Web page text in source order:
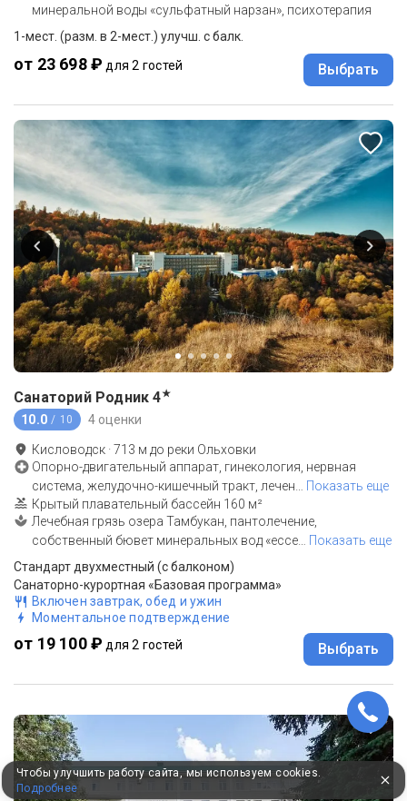
минеральной воды «сульфатный нарзан», психотерапия
1-мест. (разм. в 2-мест.) улучш. с балк.
от 23 698 ₽ для 2 гостей Выбрать
Санаторий Родник 4★
10.0 / 10 4 оценки
Кисловодск ·713 м до реки Ольховки
Опорно-двигательный аппарат, гинекология, нервная
система, желудочно-кишечный тракт, лечен… Показать еще
Крытый плавательный бассейн 160 м²
Лечебная грязь озера Тамбукан, пантолечение,
собственный бювет минеральных вод «ессе… Показать еще
Стандарт двухместный (с балконом)
Санаторно-курортная «Базовая программа»
Включен завтрак, обед и ужин
Моментальное подтверждение
от 19 100 ₽ для 2 гостей Выбрать
Чтобы улучшить работу сайта, мы используем cookies.
Подробнее